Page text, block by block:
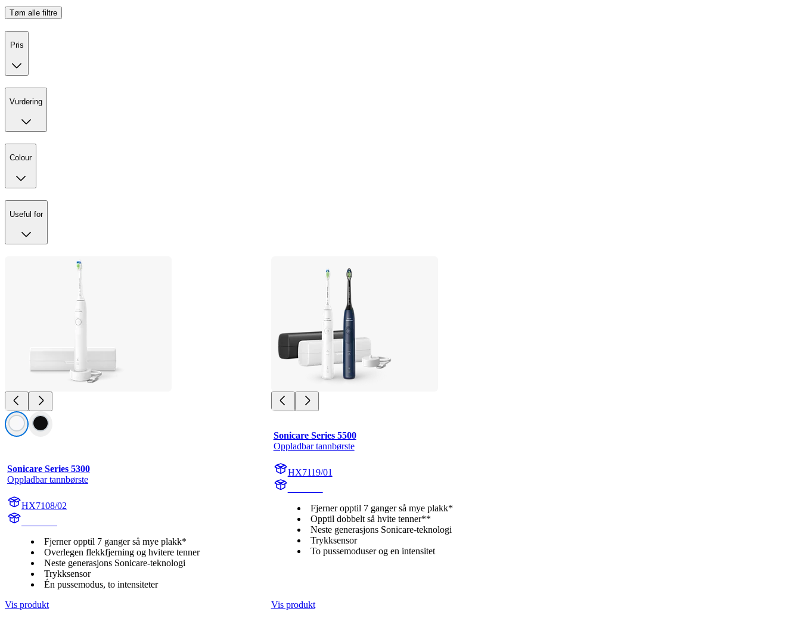
Tøm alle filtre
Pris
Vurdering
Colour
Useful for
Sonicare Series 5300
Oppladbar tannbørste
HX7108/02
Fjerner opptil 7 ganger så mye plakk*
Overlegen flekkfjerning og hvitere tenner
Neste generasjons Sonicare-teknologi
Trykksensor
Én pussemodus, to intensiteter
Vis produkt
Sonicare Series 5500
Oppladbar tannbørste
HX7119/01
Fjerner opptil 7 ganger så mye plakk*
Opptil dobbelt så hvite tenner**
Neste generasjons Sonicare-teknologi
Trykksensor
To pussemoduser og en intensitet
Vis produkt